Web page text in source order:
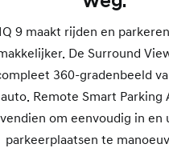
9 maakt rijden en
De Surround
360-gradenbeeld
Remote Smart Parking
om eenvoudig in en
parkeerplaatsen te